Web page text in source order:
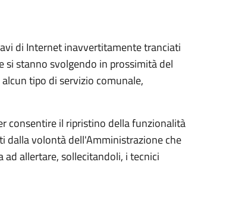
di Internet inavvertitamente tranciati
stanno svolgendo in prossimità del
tipo di servizio comunale,
consentire il ripristino della funzionalità
dalla volontà dell'Amministrazione che
allertare, sollecitandoli, i tecnici